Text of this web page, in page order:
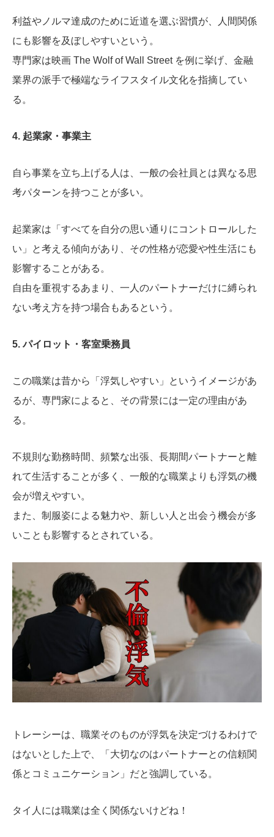
利益やノルマ達成のために近道を選ぶ習慣が、人間関係
にも影響を及ぼしやすいという。
専門家は映画 The Wolf of Wall Streetを例に挙げ、金融
業界の派手で極端なライフスタイル文化を指摘してい
る。
4. 起業家・事業主
自ら事業を立ち上げる人は、一般の会社員とは異なる思
考パターンを持つことが多い。
起業家は「すべてを自分の思い通りにコントロールした
い」と考える傾向があり、その性格が恋愛や性生活にも
影響することがある。
自由を重視するあまり、一人のパートナーだけに縛られ
ない考え方を持つ場合もあるという。
5. パイロット・客室乗務員
この職業は昔から「浮気しやすい」というイメージがあ
るが、専門家によると、その背景には一定の理由があ
る。
不規則な勤務時間、頻繁な出張、長期間パートナーと離
れて生活することが多く、一般的な職業よりも浮気の機
会が増えやすい。
また、制服姿による魅力や、新しい人と出会う機会が多
いことも影響するとされている。
トレーシーは、職業そのものが浮気を決定づけるわけで
はないとした上で、「大切なのはパートナーとの信頼関
係とコミュニケーション」だと強調している。
タイ人には職業は全く関係ないけどね！